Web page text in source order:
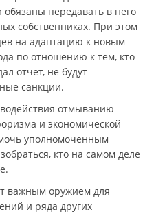
передавать в него
собственниках. При этом
на адаптацию к новым
по отношению к тем, кто
отчет, не будут
санкции.
отмыванию
и экономической
уполномоченным
кто на самом деле
важным оружием для
и ряда других